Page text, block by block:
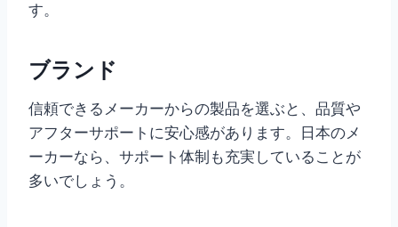
す。
ブランド
信頼できるメーカーからの製品を選ぶと、品質や
アフターサポートに安心感があります。日本のメ
ーカーなら、サポート体制も充実していることが
多いでしょう。